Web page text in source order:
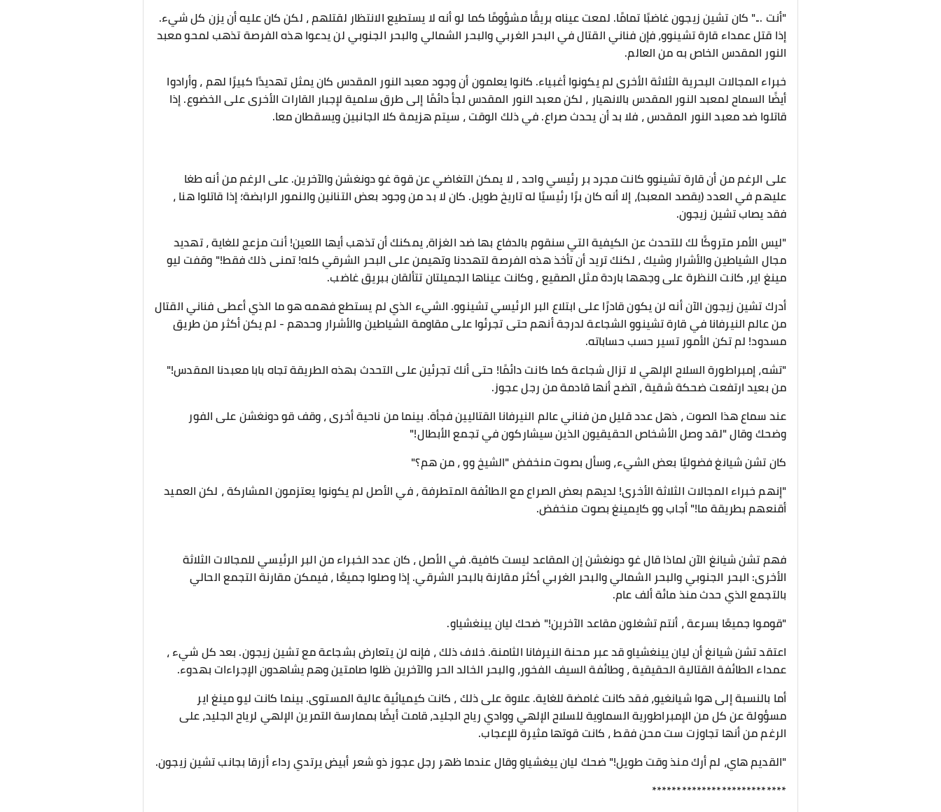
"أنت ..." كان تشين زيجون غاضبًا تمامًا. لمعت عيناه بريقًا مشؤومًا كما لو أنه لا يستطيع الانتظار لقتلهم ، لكن كان عليه أن يزن كل شيء.
إذا قتل عمداء قارة تشينوو، فإن فناني القتال في البحر الغربي والبحر الشمالي والبحر الجنوبي لن يدعوا هذه الفرصة تذهب لمحو معبد
النور المقدس الخاص به من العالم.
خبراء المجالات البحرية الثلاثة الأخرى لم يكونوا أغبياء. كانوا يعلمون أن وجود معبد النور المقدس كان يمثل تهديدًا كبيرًا لهم ، وأرادوا
أيضًا السماح لمعبد النور المقدس بالانهيار ، لكن معبد النور المقدس لجأ دائمًا إلى طرق سلمية لإجبار القارات الأخرى على الخضوع. إذا
قاتلوا ضد معبد النور المقدس ، فلا بد أن يحدث صراع. في ذلك الوقت ، سيتم هزيمة كلا الجانبين ويسقطان معا.
على الرغم من أن قارة تشينوو كانت مجرد بر رئيسي واحد ، لا يمكن التغاضي عن قوة غو دونغشن والآخرين. على الرغم من أنه طغا
عليهم في العدد (يقصد المعبد)، إلا أنه كان برًا رئيسيًا له تاريخ طويل. كان لا بد من وجود بعض التنانين والنمور الرابضة؛ إذا قاتلوا هنا ،
فقد يصاب تشين زيجون.
"ليس الأمر متروكًا لك للتحدث عن الكيفية التي سنقوم بالدفاع بها ضد الغزاة، يمكنك أن تذهب أيها اللعين! أنت مزعج للغاية ، تهديد
مجال الشياطين والأشرار وشيك ، لكنك تريد أن تأخذ هذه الفرصة لتهددنا وتهيمن على البحر الشرقي كله! تمنى ذلك فقط!" وقفت ليو
مينغ اير، كانت النظرة على وجهها باردة مثل الصقيع ، وكانت عيناها الجميلتان تتألقان ببريق غاضب.
أدرك تشين زيجون الآن أنه لن يكون قادرًا على ابتلاع البر الرئيسي تشينوو. الشيء الذي لم يستطع فهمه هو ما الذي أعطى فناني القتال
من عالم النيرفانا في قارة تشينوو الشجاعة لدرجة أنهم حتى تجرئوا على مقاومة الشياطين والأشرار وحدهم - لم يكن أكثر من طريق
مسدود! لم تكن الأمور تسير حسب حساباته.
"تشه، إمبراطورة السلاح الإلهي لا تزال شجاعة كما كانت دائمًا! حتى أنك تجرئين على التحدث بهذه الطريقة تجاه بابا معبدنا المقدس!"
من بعيد ارتفعت ضحكة شقية ، اتضح أنها قادمة من رجل عجوز.
عند سماع هذا الصوت ، ذهل عدد قليل من فناني عالم النيرفانا القتاليين فجأة. بينما من ناحية أخرى ، وقف قو دونغشن على الفور
وضحك وقال "لقد وصل الأشخاص الحقيقيون الذين سيشاركون في تجمع الأبطال!"
كان تشن شيانغ فضوليًا بعض الشيء، وسأل بصوت منخفض "الشيخ وو ، من هم؟"
"إنهم خبراء المجالات الثلاثة الأخرى! لديهم بعض الصراع مع الطائفة المتطرفة ، في الأصل لم يكونوا يعتزمون المشاركة ، لكن العميد
أقنعهم بطريقة ما!" أجاب وو كايمينغ بصوت منخفض.
فهم تشن شيانغ الآن لماذا قال غو دونغشن إن المقاعد ليست كافية. في الأصل ، كان عدد الخبراء من البر الرئيسي للمجالات الثلاثة
الأخرى: البحر الجنوبي والبحر الشمالي والبحر الغربي أكثر مقارنة بالبحر الشرقي. إذا وصلوا جميعًا ، فيمكن مقارنة التجمع الحالي
بالتجمع الذي حدث منذ مائة ألف عام.
"قوموا جميعًا بسرعة ، أنتم تشغلون مقاعد الآخرين!" ضحك ليان يينغشياو.
اعتقد تشن شيانغ أن ليان يينغشياو قد عبر محنة النيرفانا الثامنة. خلاف ذلك ، فإنه لن يتعارض بشجاعة مع تشين زيجون. بعد كل شيء ،
عمداء الطائفة القتالية الحقيقية ، وطائفة السيف الفخور، والبحر الخالد الحر والآخرين ظلوا صامتين وهم يشاهدون الإجراءات بهدوء.
أما بالنسبة إلى هوا شيانغيو، فقد كانت غامضة للغاية. علاوة على ذلك ، كانت كيميائية عالية المستوى. بينما كانت ليو مينغ اير
مسؤولة عن كل من الإمبراطورية السماوية للسلاح الإلهي ووادي رياح الجليد، قامت أيضًا بممارسة التمرين الإلهي لرياح الجليد، على
الرغم من أنها تجاوزت ست محن فقط ، كانت قوتها مثيرة للإعجاب.
"القديم هاي، لم أرك منذ وقت طويل!" ضحك ليان ييغشياو وقال عندما ظهر رجل عجوز ذو شعر أبيض يرتدي رداء أزرقا بجانب تشين زيجون.
***************************